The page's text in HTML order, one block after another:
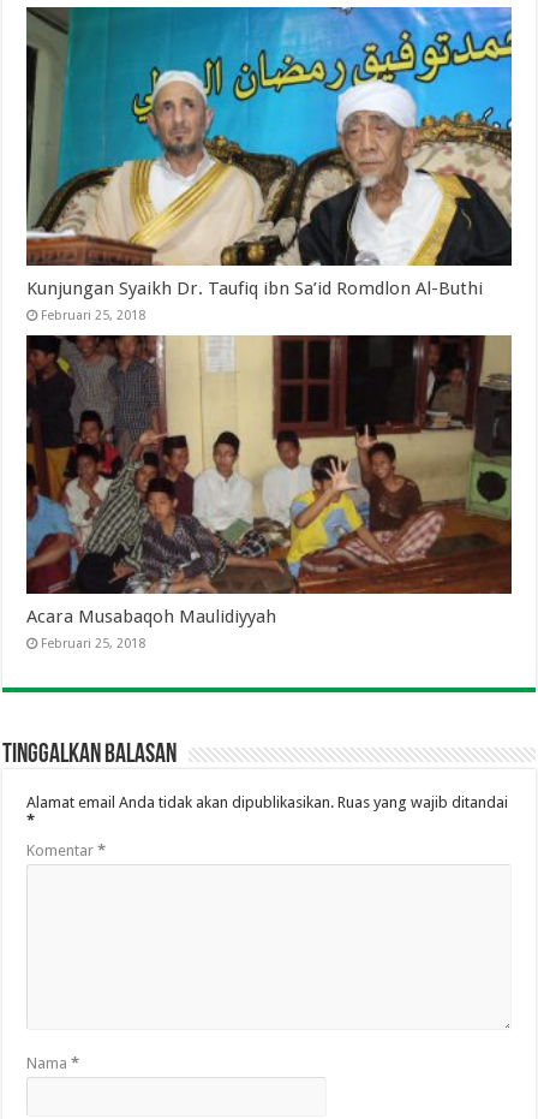
Kunjungan Syaikh Dr. Taufiq ibn Sa’id Romdlon Al-Buthi
Februari 25, 2018
Acara Musabaqoh Maulidiyyah
Februari 25, 2018
Tinggalkan Balasan
Alamat email Anda tidak akan dipublikasikan. Ruas yang wajib ditandai
*
Komentar*
Nama*